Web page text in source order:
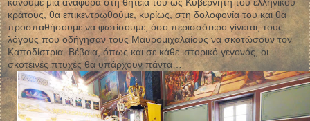
κάνουμε μια αναφορά στη θητεία του ως Kυβερνήτη του ελληνικού
κράτους, θα επικεντρωθούμε, κυρίως, στη δολοφονία του και θα
προσπαθήσουμε να φωτίσουμε, όσο περισσότερο γίνεται, τους
λόγους που οδήγησαν τους Μαυρομιχαλαίους να σκοτώσουν τον
Καποδίστρια. Βέβαια, όπως και σε κάθε ιστορικό γεγονός, οι
σκοτεινές πτυχές θα υπάρχουν πάντα…